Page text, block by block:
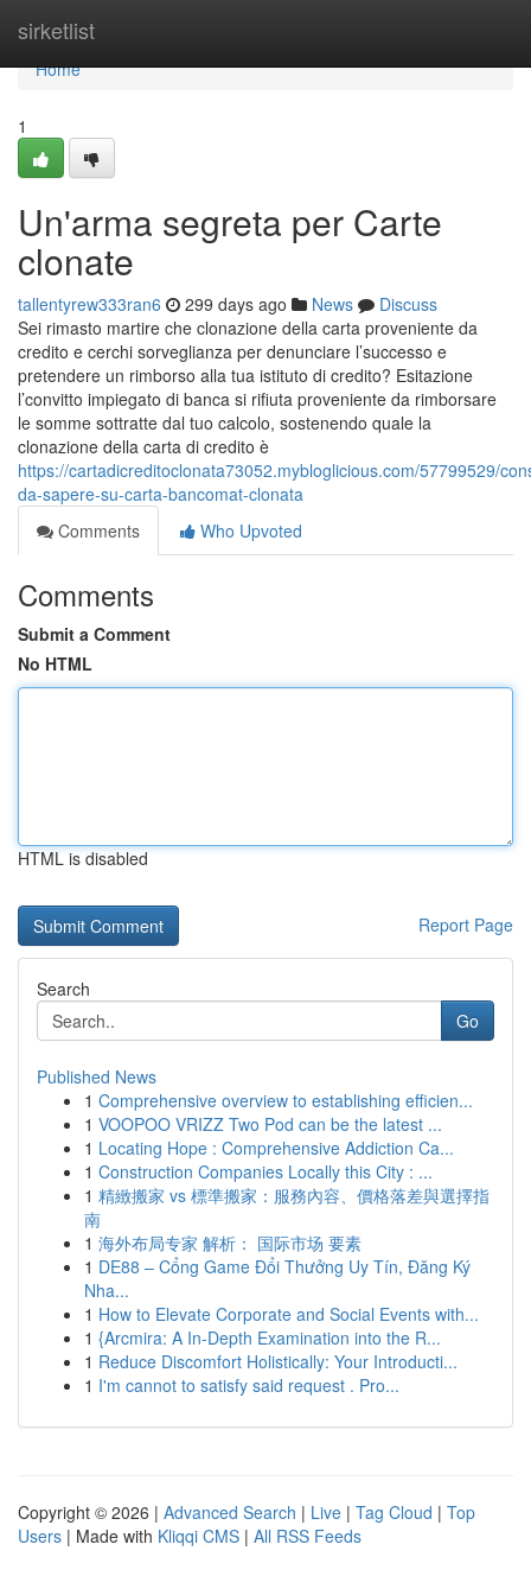
sirketlist
Home
Home
1
Un'arma segreta per Carte
clonate
tallentyrew333ran6 299 days ago News
Discuss
Sei rimasto martire che clonazione della carta proveniente da
credito e cerchi sorveglianza per denunciare l’successo e
pretendere un rimborso alla tua istituto di credito? Esitazione
l’convitto impiegato di banca si rifiuta proveniente da rimborsare
le somme sottratte dal tuo calcolo, sostenendo quale la
clonazione della carta di credito è
https://cartadicreditoclonata73052.mybloglicious.com/57799529/
da-sapere-su-carta-bancomat-clonata
Comments
Who Upvoted
Comments
Submit a Comment
No HTML
HTML is disabled
Report Page
Search
Go
Published News
1 Comprehensive overview to establishing efficien...
1 VOOPOO VRIZZ Two Pod can be the latest ...
1 Locating Hope : Comprehensive Addiction Ca...
1 Construction Companies Locally this City : ...
1 精緻搬家 vs 標準搬家：服務內容、價格落差與選擇指
南
1 海外布局专家 解析： 国际市场 要素
1 DE88 – Cổng Game Đổi Thưởng Uy Tín, Đăng Ký
Nha...
1 How to Elevate Corporate and Social Events with...
1 {Arcmira: A In-Depth Examination into the R...
1 Reduce Discomfort Holistically: Your Introducti...
1 I'm cannot to satisfy said request . Pro...
Copyright © 2026 | Advanced Search | Live | Tag Cloud | Top
Users | Made with Kliqqi CMS | All RSS Feeds